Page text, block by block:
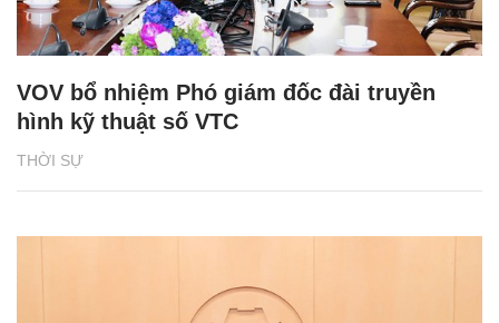
THỜI SỰ
VOV bổ nhiệm Phó giám đốc đài truyền
hình kỹ thuật số VTC